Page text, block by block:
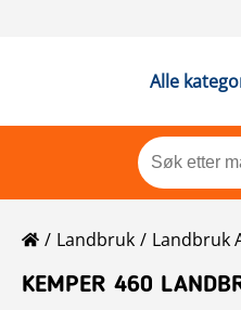
Alle
Landbruk Landbruk
KEMPER 460